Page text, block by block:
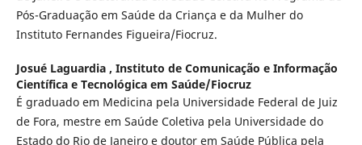
Pós-Graduação em Saúde da Criança e da Mulher do
Instituto Fernandes Figueira/Fiocruz.
Josué Laguardia , Instituto de Comunicação e Informação
Científica e Tecnológica em Saúde/Fiocruz
É graduado em Medicina pela Universidade Federal de Juiz
de Fora, mestre em Saúde Coletiva pela Universidade do
Estado do Rio de Janeiro e doutor em Saúde Pública pela